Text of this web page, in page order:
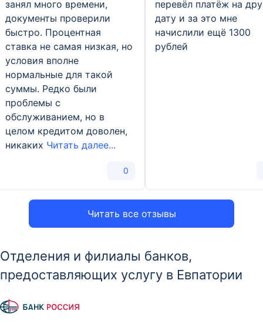
Читать все отзывы
занял много времени,
документы проверили
быстро. Процентная
ставка не самая низкая, но
условия вполне
нормальные для такой
суммы. Редко были
проблемы с
обслуживанием, но в
целом кредитом доволен,
никаких Читать далее...
0
перевёл платёж на
дату и за это мне
начислили ещё 1300
рублей
Отделения и филиалы банков,
предоставляющих услугу в Евпатории